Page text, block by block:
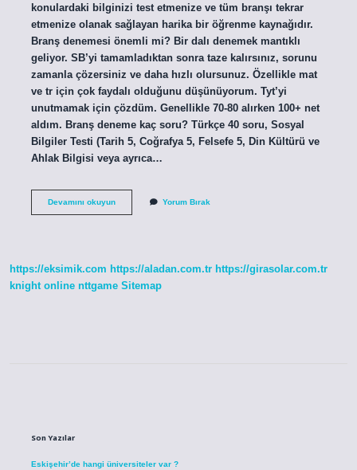
konulardaki bilginizi test etmenize ve tüm branşı tekrar
etmenize olanak sağlayan harika bir öğrenme kaynağıdır.
Branş denemesi önemli mi? Bir dalı denemek mantıklı
geliyor. SB’yi tamamladıktan sonra taze kalırsınız, sorunu
zamanla çözersiniz ve daha hızlı olursunuz. Özellikle mat
ve tr için çok faydalı olduğunu düşünüyorum. Tyt’yi
unutmamak için çözdüm. Genellikle 70-80 alırken 100+ net
aldım. Branş deneme kaç soru? Türkçe 40 soru, Sosyal
Bilgiler Testi (Tarih 5, Coğrafya 5, Felsefe 5, Din Kültürü ve
Ahlak Bilgisi veya ayrıca…
Devamını okuyunBranş
Yorum Bırak
https://eksimik.com https://aladan.com.tr https://girasolar.com.tr
knight online nttgame Sitemap
Son Yazılar
Eskişehir’de hangi üniversiteler var ?